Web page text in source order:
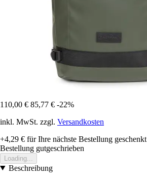
110,00 € 85,77 € -22%
inkl. MwSt. zzgl. Versandkosten
+4,29 € für Ihre nächste Bestellung geschenkt
Bestellung gutgeschrieben
Loading...
Beschreibung